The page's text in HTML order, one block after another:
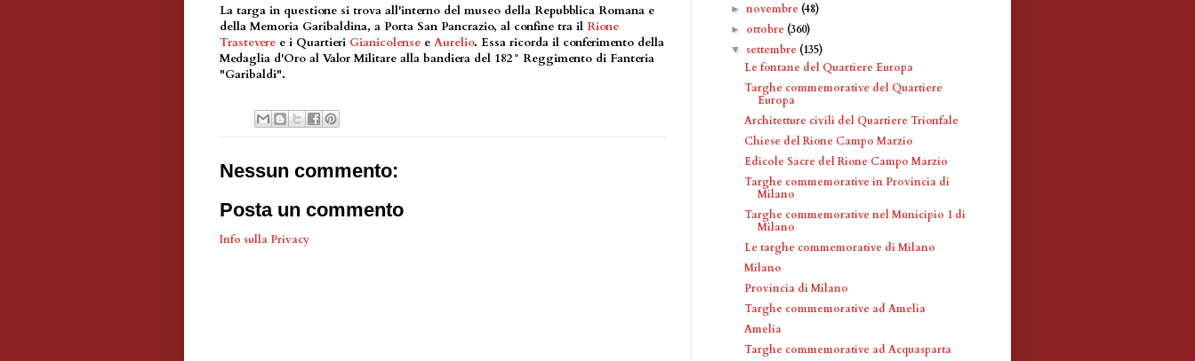
La targa in questione si trova all'interno del museo della Repubblica Romana e
della Memoria Garibaldina, a Porta San Pancrazio, al confine tra il Rione
Trastevere e i Quartieri Gianicolense e Aurelio. Essa ricorda il conferimento della
Medaglia d'Oro al Valor Militare alla bandiera del 182° Reggimento di Fanteria
"Garibaldi".
Nessun commento:
Posta un commento
Info sulla Privacy
►novembre (48)
► ottobre (360)
▼ settembre (135)
Le fontane del Quartiere Europa
Targhe commemorative del Quartiere
Europa
Architetture civili del Quartiere Trionfale
Chiese del Rione Campo Marzio
Edicole Sacre del Rione Campo Marzio
Targhe commemorative in Provincia di
Milano
Targhe commemorative nel Municipio 1 di
Milano
Le targhe commemorative di Milano
Milano
Provincia di Milano
Targhe commemorative ad Amelia
Amelia
Targhe commemorative ad Acquasparta